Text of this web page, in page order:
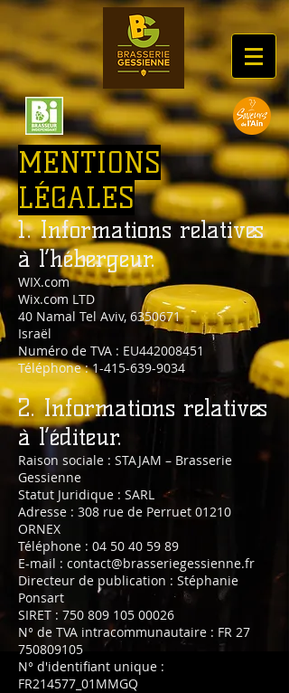
MENTIONS
LÉGALES
1. Informations relatives
à l’hébergeur.
WIX.com
Wix.com LTD
40 Namal Tel Aviv, 6350671
Israël
Numéro de TVA : EU442008451
Téléphone :1-415-639-9034
2. Informations relatives
à l’éditeur.
Raison sociale : STAJAM – Brasserie
Gessienne
Statut Juridique : SARL
Adresse : 308 rue de Perruet 01210
ORNEX
Téléphone : 04 50 40 59 89
E-mail : contact@brasseriegessienne.fr
Directeur de publication : Stéphanie
Ponsart
SIRET : 750 809 105 00026
N° de TVA intracommunautaire : FR 27
750809105
N° d'identifiant unique :
FR214577_01MMGQ